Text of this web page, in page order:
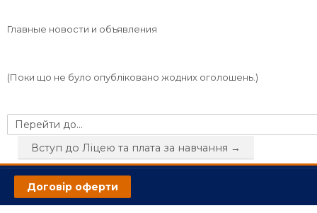
курсів
Главные новости и объявления
(Поки що не було опубліковано жодних оголошень.)
Перейти до...
Вступ до Ліцею та плата за навчання →
Договір оферти